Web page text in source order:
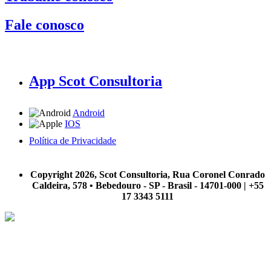
Fale conosco
App Scot Consultoria
Android
IOS
Política de Privacidade
Copyright 2026, Scot Consultoria, Rua Coronel Conrado
Caldeira, 578 • Bebedouro - SP - Brasil - 14701-000 | +55
17 3343 5111